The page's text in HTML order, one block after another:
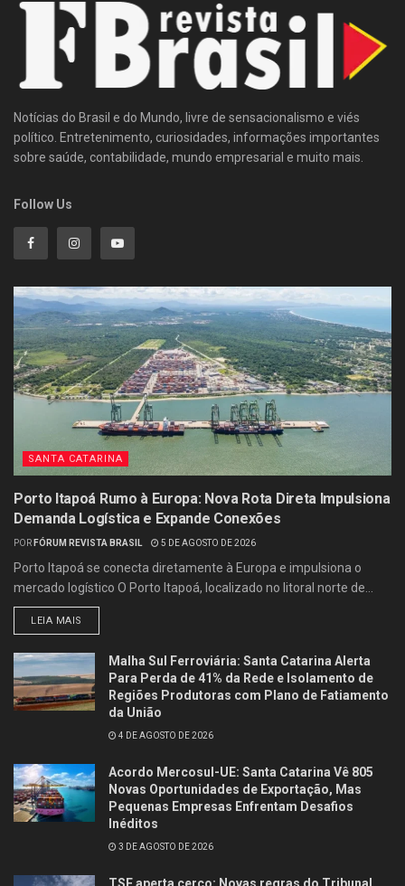
Notícias do Brasil e do Mundo, livre de sensacionalismo e viés
político. Entretenimento, curiosidades, informações importantes
sobre saúde, contabilidade, mundo empresarial e muito mais.
Follow Us
SANTA CATARINA
Porto Itapoá Rumo à Europa: Nova Rota Direta Impulsiona
Demanda Logística e Expande Conexões
POR FÓRUM REVISTA BRASIL 5 DE AGOSTO DE 2026
Porto Itapoá se conecta diretamente à Europa e impulsiona o
mercado logístico O Porto Itapoá, localizado no litoral norte de...
LEIA MAIS
Malha Sul Ferroviária: Santa Catarina Alerta
Para Perda de 41% da Rede e Isolamento de
Regiões Produtoras com Plano de Fatiamento
da União
4 DE AGOSTO DE 2026
Acordo Mercosul-UE: Santa Catarina Vê 805
Novas Oportunidades de Exportação, Mas
Pequenas Empresas Enfrentam Desafios
Inéditos
3 DE AGOSTO DE 2026